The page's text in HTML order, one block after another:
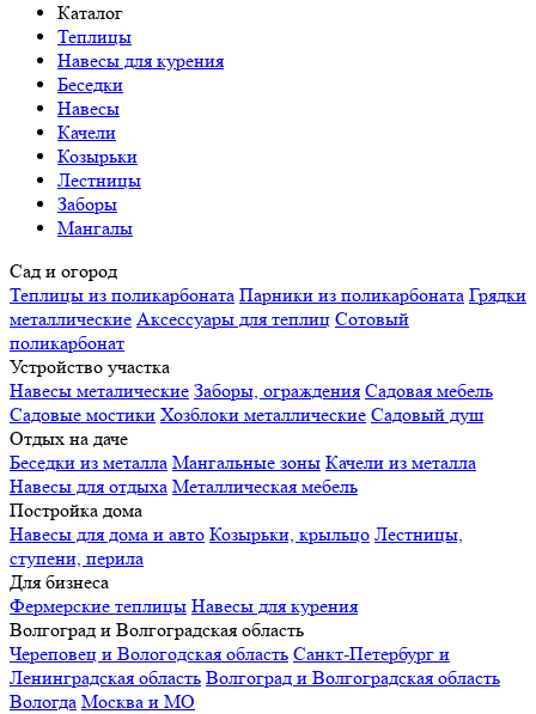
Каталог
Теплицы
Навесы для курения
Беседки
Навесы
Качели
Козырьки
Лестницы
Заборы
Мангалы
Сад и огород
Теплицы из поликарбоната Парники из поликарбоната Грядки
металлические Аксессуары для теплиц Сотовый
поликарбонат
Устройство участка
Навесы металические Заборы, ограждения Садовая мебель
Садовые мостики Хозблоки металлические Садовый душ
Отдых на даче
Беседки из металла Мангальные зоны Качели из металла
Навесы для отдыха Металлическая мебель
Постройка дома
Навесы для дома и авто Козырьки, крыльцо Лестницы,
ступени, перила
Для бизнеса
Фермерские теплицы Навесы для курения
Волгоград и Волгоградская область
Череповец и Вологодская область Санкт-Петербург и
Ленинградская область Волгоград и Волгоградская область
Вологда Москва и МО